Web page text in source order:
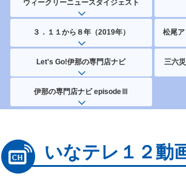
ウィークリーニュースダイジェスト
３．１１から８年（2019年） 松尾
Let's Go!伊那の専門店ナビ 三六
伊那の専門店ナビ episodeⅢ
いなテレ１２動